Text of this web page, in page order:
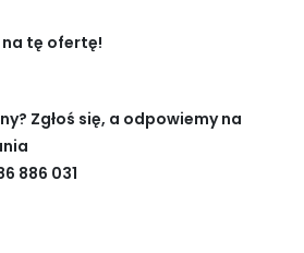
tę ofertę!
Zgłoś się, a odpowiemy na
886 031